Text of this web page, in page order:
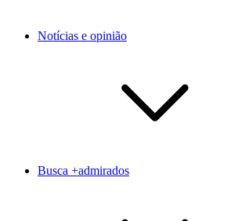
Notícias e opinião
Busca +admirados